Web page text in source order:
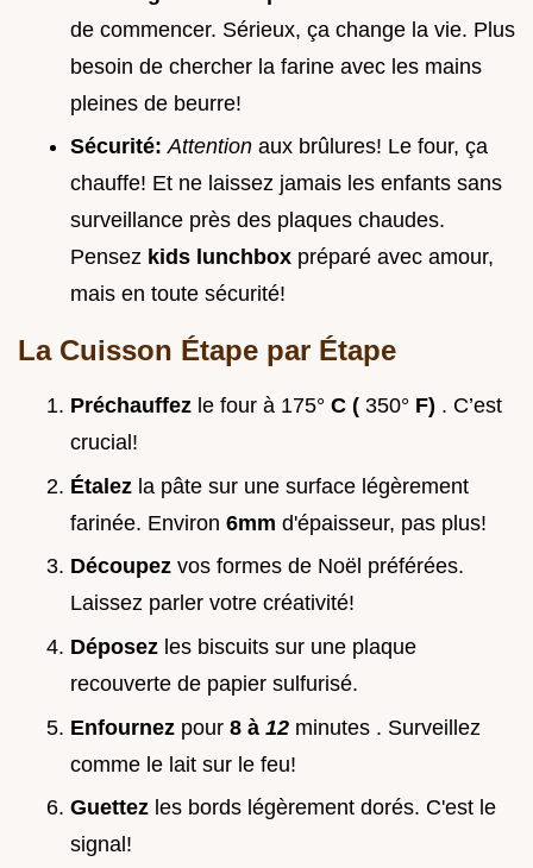
de commencer. Sérieux, ça change la vie. Plus
besoin de chercher la farine avec les mains
pleines de beurre!
Sécurité:Attention aux brûlures! Le four, ça
chauffe! Et ne laissez jamais les enfants sans
surveillance près des plaques chaudes.
Pensez kids lunchbox préparé avec amour,
mais en toute sécurité!
La Cuisson Étape par Étape
Préchauffez le four à 175° C ( 350° F) . C’est
crucial!
Étalez la pâte sur une surface légèrement
farinée. Environ 6mm d'épaisseur, pas plus!
Découpez vos formes de Noël préférées.
Laissez parler votre créativité!
Déposez les biscuits sur une plaque
recouverte de papier sulfurisé.
Enfournez pour 8 à 12 minutes . Surveillez
comme le lait sur le feu!
Guettez les bords légèrement dorés. C'est le
signal!